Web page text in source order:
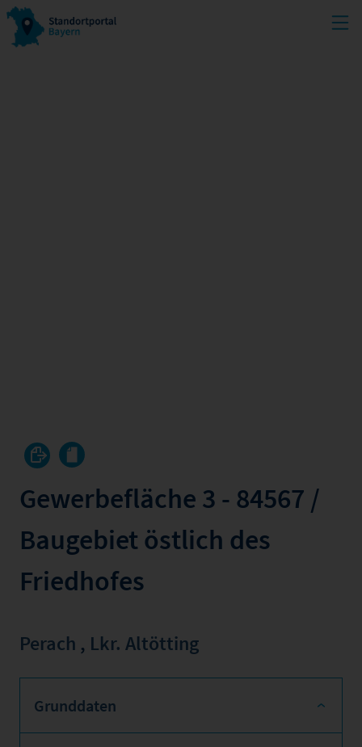
Gewerbefläche 3 - 84567 /
Baugebiet östlich des
Friedhofes
Perach , Lkr. Altötting
Grunddaten